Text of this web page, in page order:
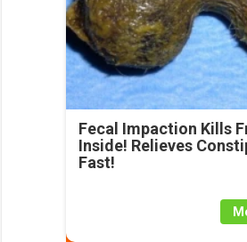
Fecal Impaction Kills
Inside! Relieves
Fast!